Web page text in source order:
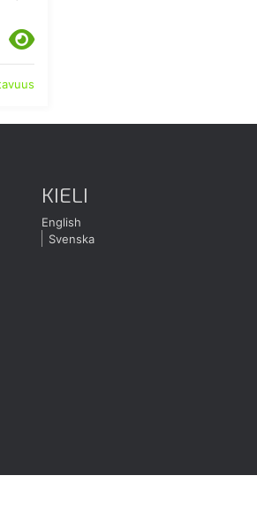
KIELI
English
Svenska